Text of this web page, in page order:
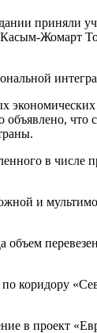
приняли
Жомарт
экономических
что
в числе
и
коридору
в проект